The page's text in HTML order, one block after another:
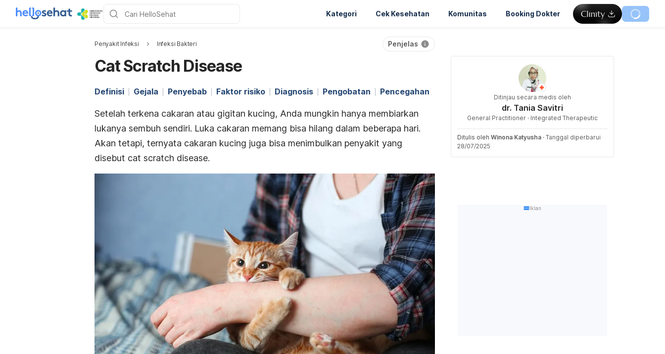
Kategori Cek Kesehatan Komunitas Booking Dokter
Penyakit Infeksi Infeksi Bakteri Penjelas
Cat Scratch Disease
Definisi Gejala Penyebab Faktor risiko Diagnosis Pengobatan Pencegahan
Setelah terkena cakaran atau gigitan kucing, Anda mungkin hanya membiarkan
lukanya sembuh sendiri. Luka cakaran memang bisa hilang dalam beberapa hari.
Akan tetapi, ternyata cakaran kucing juga bisa menimbulkan penyakit yang
disebut cat scratch disease.
Ditinjau secara medis oleh
dr. Tania Savitri
General Practitioner · Integrated Therapeutic
Ditulis oleh Winona Katyusha · Tanggal diperbarui
28/07/2025
Iklan